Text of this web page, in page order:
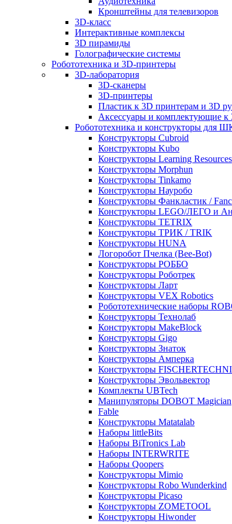
Кронштейны для телевизоров
3D-класс
Интерактивные комплексы
3D пирамиды
Голографические системы
Робототехника и 3D-принтеры
3D-лаборатория
3D-сканеры
3D-принтеры
Пластик к 3D принтерам и 3D
Аксессуары и комплектующие к
Робототехника и конструкторы
Конструкторы Cubroid
Конструкторы Kubo
Конструкторы Learning Resources
Конструкторы Morphun
Конструкторы Tinkamo
Конструкторы Науробо
Конструкторы Фанкластик /
Конструкторы LEGO/ЛЕГО и
Конструкторы TETRIX
Конструкторы ТРИК / TRIK
Конструкторы HUNA
Логоробот Пчелка (Bee-Bot)
Конструкторы РОББО
Конструкторы Роботрек
Конструкторы Ларт
Конструкторы VEX Robotics
Робототехнические наборы
Конструкторы Технолаб
Конструкторы MakeBlock
Конструкторы Gigo
Конструкторы Знаток
Конструкторы Амперка
Конструкторы
Конструкторы Эвольвектор
Комплекты UBTech
Манипуляторы DOBOT Magician
Fable
Конструкторы Matatalab
Наборы littleBits
Наборы BiTronics Lab
Наборы INTERWRITE
Наборы Qoopers
Конструкторы Mimio
Конструкторы Robo Wunderkind
Конструкторы Picaso
Конструкторы ZOMETOOL
Конструкторы Hiwonder